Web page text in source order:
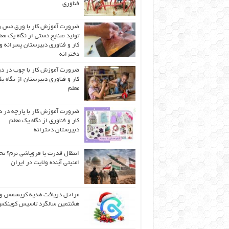
فناوری
ضرورت آموزش کار با ورق مس
تولید صنایع دستی از نگاه یک
کار و فناوری دبیرستان پسرانه و
دخترانه
ضرورت آموزش کار با چوب در
کار و فناوری دبیرستان از نگاه
معلم
ضرورت آموزش کار با پارچه
کار و فناوری از نگاه یک معلم
دبیرستان دخترانه
انتقال قدرت یا فروپاشی نرم؟
امنیتی آینده ولایت در ایران
مراحل دریافت هدیه کریسمس و
هشتمین سالگرد تاسیس